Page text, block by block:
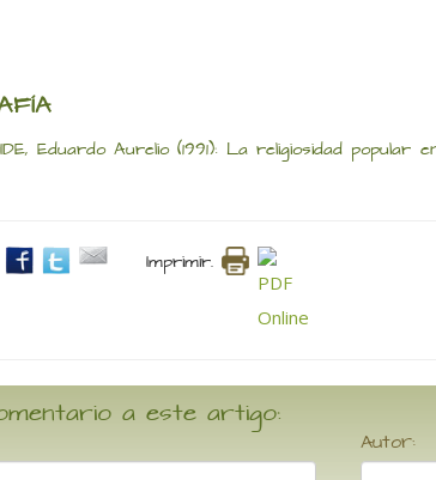
Eduardo Aurelio (1991): La religiosidad popular
Imprimir.
a este artigo:
Autor: